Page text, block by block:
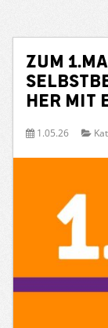
Zum
her mit
1.05.26